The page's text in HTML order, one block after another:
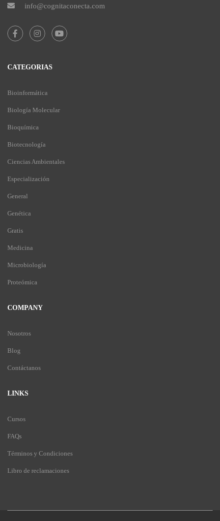
info@cognitaconecta.com
CATEGORIAS
Bioinformática
Biología Molecular
Bioquímica
Biotecnología
Ciencias Ambientales
Especialización
General
Genética
Gratis
Medicina
Microbiología
Proteómica
COMPANY
Nosotros
Blog
Contáctanos
LINKS
Cursos
FAQs
Términos y Condiciones
Libro de reclamaciones